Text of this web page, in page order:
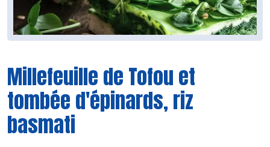
Millefeuille de Tofou et
tombée d'épinards, riz
basmati